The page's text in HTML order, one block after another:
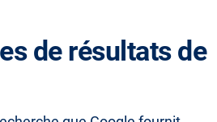
de résultats de